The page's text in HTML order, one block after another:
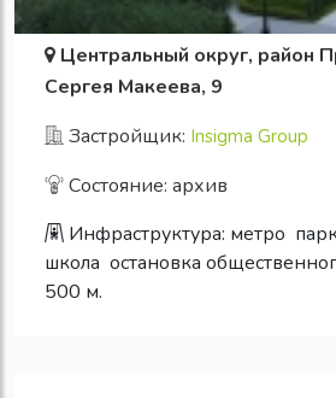
Центральный округ, район
Сергея Макеева, 9
Застройщик: Insigma Group
Состояние: архив
Инфраструктура: метро
школа остановка
500 м.